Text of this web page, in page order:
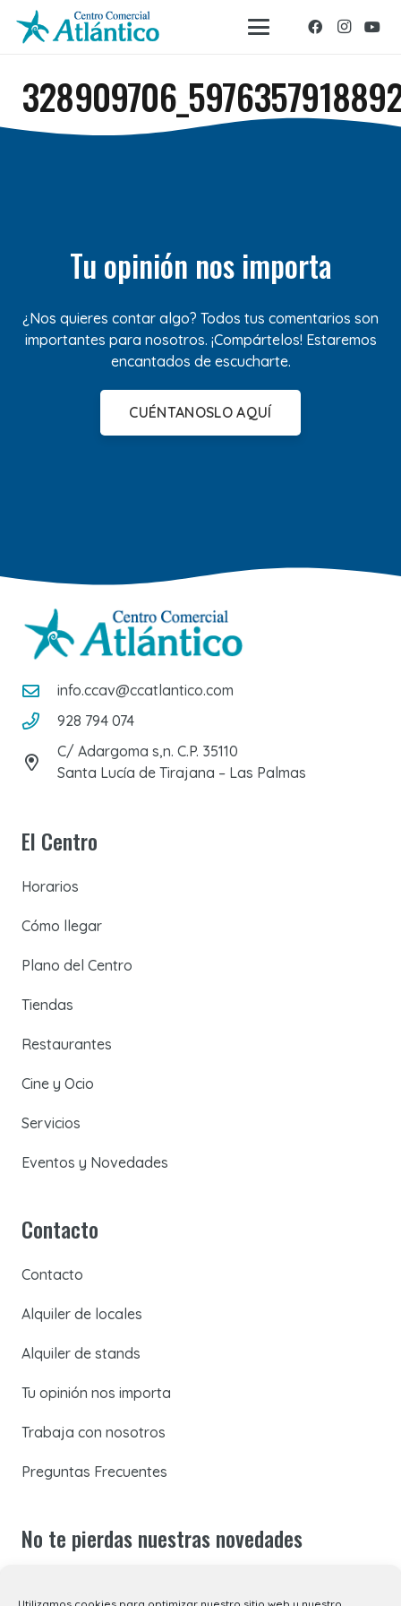
Tu opinión nos importa
¿Nos quieres contar algo? Todos tus comentarios son
importantes para nosotros. ¡Compártelos! Estaremos
encantados de escucharte.
CUÉNTANOSLO AQUÍ
info.ccav@ccatlantico.com
928 794 074
C/ Adargoma s,n. C.P. 35110
Santa Lucía de Tirajana – Las Palmas
El Centro
Horarios
Cómo llegar
Plano del Centro
Tiendas
Restaurantes
Cine y Ocio
Servicios
Eventos y Novedades
Contacto
Contacto
Alquiler de locales
Alquiler de stands
Tu opinión nos importa
Trabaja con nosotros
Preguntas Frecuentes
No te pierdas nuestras novedades